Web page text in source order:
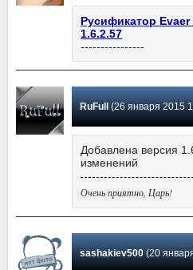
Русификатор
1.6.2.57
----------------
RuFull(26 января 2015 17:50)
Добавлена версия
изменений
Очень приятно, Царь!
sashakiev500(20 января 2015